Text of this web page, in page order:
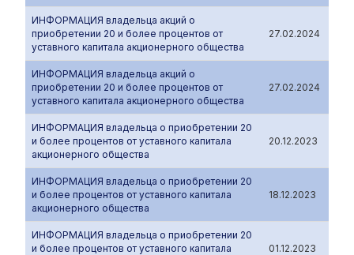
ИНФОРМАЦИЯ владельца акций о
приобретении 20 и более процентов от
уставного капитала акционерного общества
27.02.2024
ИНФОРМАЦИЯ владельца акций о
приобретении 20 и более процентов от
уставного капитала акционерного общества
27.02.2024
ИНФОРМАЦИЯ владельца о приобретении 20
и более процентов от уставного капитала
акционерного общества
20.12.2023
ИНФОРМАЦИЯ владельца о приобретении 20
и более процентов от уставного капитала
акционерного общества
18.12.2023
ИНФОРМАЦИЯ владельца о приобретении 20
и более процентов от уставного капитала
01.12.2023